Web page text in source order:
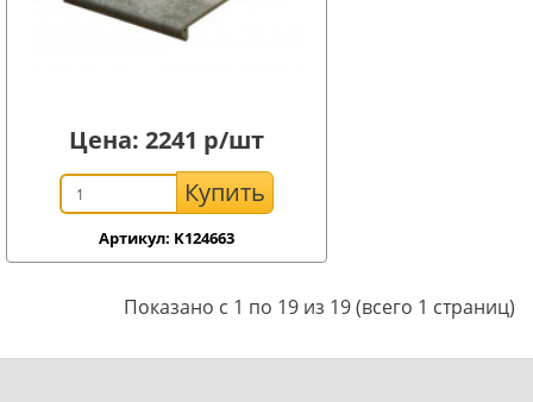
Цена: 2241 р/шт
Купить
Артикул: K124663
Показано с 1 по 19 из 19 (всего 1 страниц)